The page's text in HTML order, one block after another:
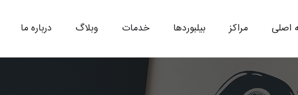
اصلی مراکز بیلبوردها خدمات وبلاگ درباره ما